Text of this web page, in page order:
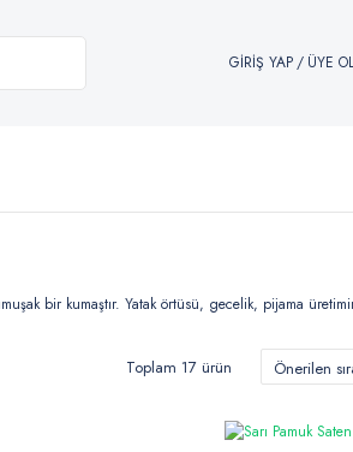
GİRİŞ YAP/ ÜYE OL
bir kumaştır. Yatak örtüsü, gecelik, pijama
Toplam 17 ürün